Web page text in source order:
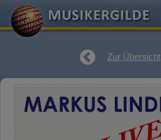
Zur Übersicht